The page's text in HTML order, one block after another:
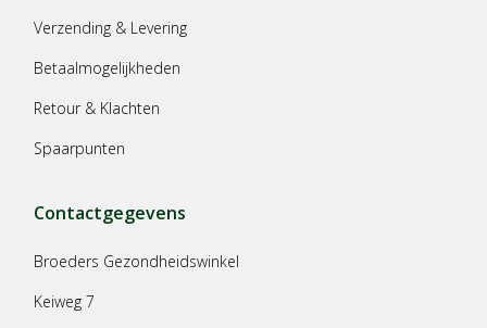
Verzending & Levering
Betaalmogelijkheden
Retour & Klachten
Spaarpunten
Contactgegevens
Broeders Gezondheidswinkel
Keiweg 7